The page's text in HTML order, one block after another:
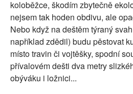
koloběžce, škodím zbytečně
nejsem tak hoden obdivu, ale
Nebo když na deštěm týraný
například zdědil) budu pěstovat
místo travin či vojtěšky, spodní
přívalovém dešti dva metry
obýváku i ložnici...